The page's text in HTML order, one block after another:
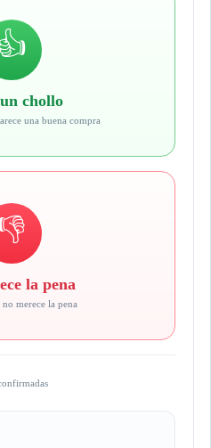
chollo
una buena compra
la pena
merece la pena